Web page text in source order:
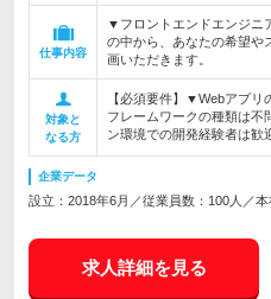
仕事内容
▼フロントエンドエンジニ
の中から、あなたの希望や
画いただきます。
対象と
なる方
【必須要件】▼Webアプリ
フレームワークの種類は
ン環境での開発経験者は歓
企業データ
設立：2018年6月／従業員数：100人／
求人詳細を見る